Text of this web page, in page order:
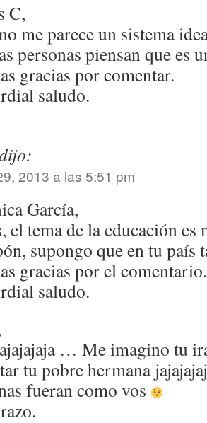
C,
me parece un sistema
personas piensan que es
gracias por comentar.
saludo.
2013 a las 5:51 pm
García,
el tema de la educación es
supongo que en tu país
gracias por el comentario.
saludo.
… Me imagino tu
tu pobre hermana
fueran como vos